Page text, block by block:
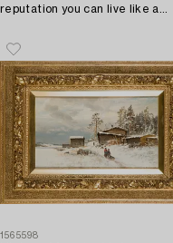
reputation you can live like a
1565598